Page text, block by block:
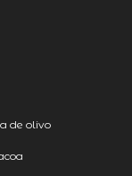
de olivo